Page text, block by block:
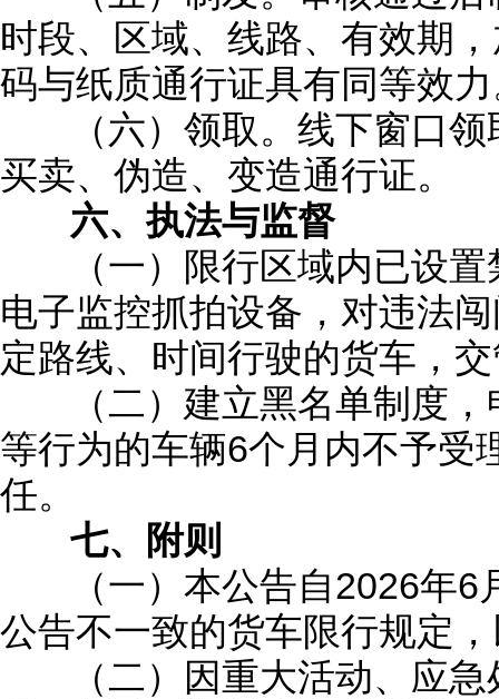
时段、区域、线路、有效期
码与纸质通行证具有同等效
（六）领取。线下窗口领
买卖、伪造、变造通行证。
六、执法与监督
（一）限行区域内已设置
电子监控抓拍设备，对违法
定路线、时间行驶的货车，
（二）建立黑名单制度，
等行为的车辆6个月内不予受
任。
七、附则
（一）本公告自2026年6
公告不一致的货车限行规定
（二）因重大活动、应急